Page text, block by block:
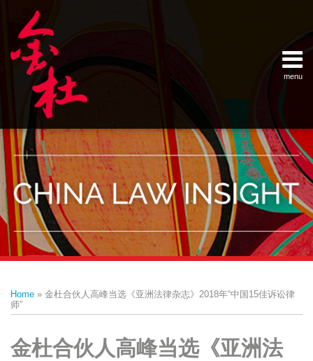
content
menu
Home
- 关于
金杜
Services
- 专业领
域
Contact
- 联系
我们
English
Example Link
China Banking Regulatory
China Insurance Regulatory
China Securities Regulatory
General Administration of Customs
Ministry of Commerce
National Development and Reform
Pacific Rim Advisory Council
State Administration for Industry &
State Administration of Foreign
Supreme People’s Court
World Law Group
RSS
LinkedIn
Weibo
Home » 金杜合伙人高峰当选《亚洲法律杂志》2018年“中国15佳诉讼律
师”
金杜合伙人高峰当选《亚洲法
this
post
this
post
this
post
this
post
LinkedIn